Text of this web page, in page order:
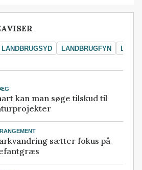
LANDBRUGSYD LANDBRUGFYN
kan man søge tilskud til
sætter fokus på